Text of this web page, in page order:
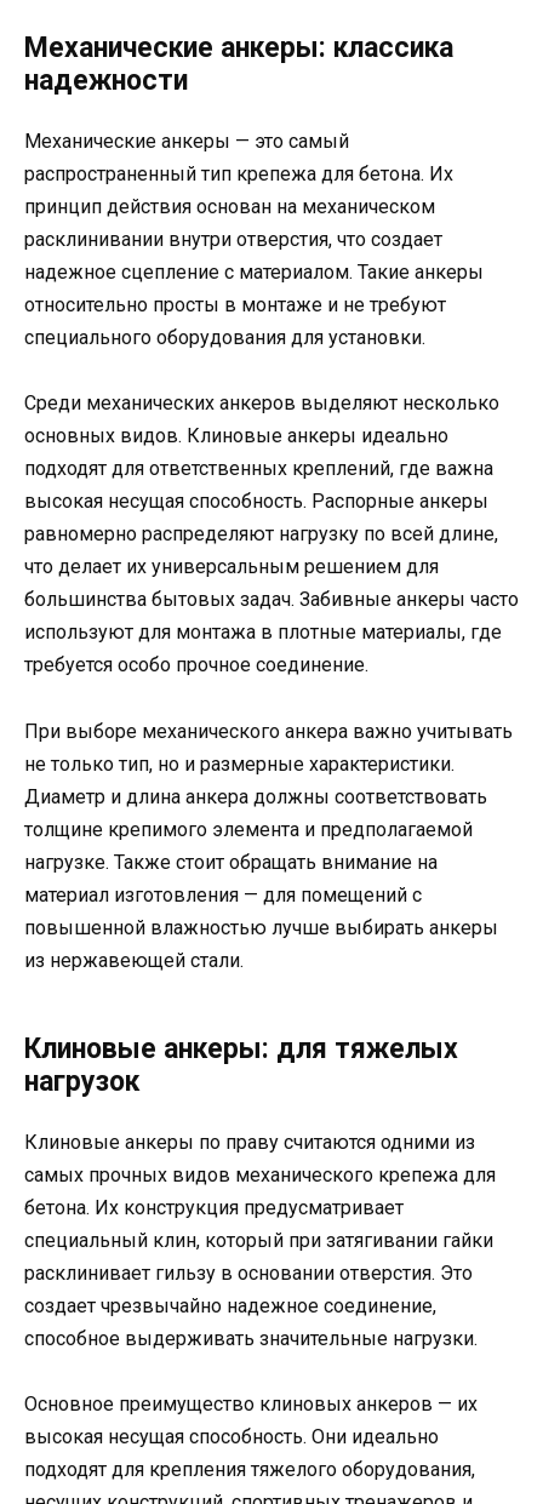
Механические анкеры: классика
надежности
Механические анкеры — это самый
распространенный тип крепежа для бетона. Их
принцип действия основан на механическом
расклинивании внутри отверстия, что создает
надежное сцепление с материалом. Такие анкеры
относительно просты в монтаже и не требуют
специального оборудования для установки.
Среди механических анкеров выделяют несколько
основных видов. Клиновые анкеры идеально
подходят для ответственных креплений, где важна
высокая несущая способность. Распорные анкеры
равномерно распределяют нагрузку по всей длине,
что делает их универсальным решением для
большинства бытовых задач. Забивные анкеры часто
используют для монтажа в плотные материалы, где
требуется особо прочное соединение.
При выборе механического анкера важно учитывать
не только тип, но и размерные характеристики.
Диаметр и длина анкера должны соответствовать
толщине крепимого элемента и предполагаемой
нагрузке. Также стоит обращать внимание на
материал изготовления — для помещений с
повышенной влажностью лучше выбирать анкеры
из нержавеющей стали.
Клиновые анкеры: для тяжелых
нагрузок
Клиновые анкеры по праву считаются одними из
самых прочных видов механического крепежа для
бетона. Их конструкция предусматривает
специальный клин, который при затягивании гайки
расклинивает гильзу в основании отверстия. Это
создает чрезвычайно надежное соединение,
способное выдерживать значительные нагрузки.
Основное преимущество клиновых анкеров — их
высокая несущая способность. Они идеально
подходят для крепления тяжелого оборудования,